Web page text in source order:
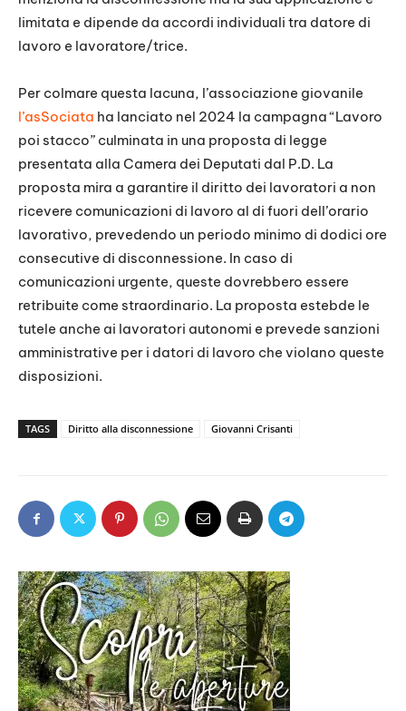
limitata e dipende da accordi individuali tra datore di
lavoro e lavoratore/trice.
Per colmare questa lacuna, l’associazione giovanile
l’asSociata ha lanciato nel 2024 la campagna “Lavoro
poi stacco” culminata in una proposta di legge
presentata alla Camera dei Deputati dal P.D. La
proposta mira a garantire il diritto dei lavoratori a non
ricevere comunicazioni di lavoro al di fuori dell’orario
lavorativo, prevedendo un periodo minimo di dodici ore
consecutive di disconnessione. In caso di
comunicazioni urgente, queste dovrebbero essere
retribuite come straordinario. La proposta estebde le
tutele anche ai lavoratori autonomi e prevede sanzioni
amministrative per i datori di lavoro che violano queste
disposizioni.
TAGS Diritto alla disconnessione Giovanni Crisanti